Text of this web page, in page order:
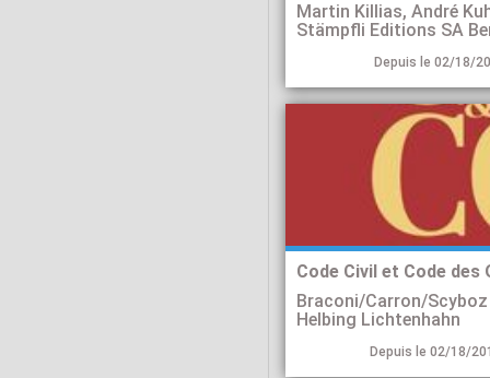
Stämpfli Editions SA
Depuis le 02/18/
Braconi/Carron/Scyboz
Helbing Lichtenhahn
Depuis le 02/18/